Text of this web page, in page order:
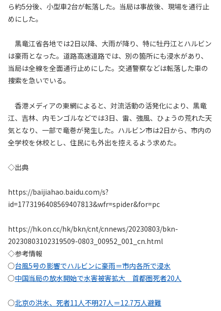
ら約5分後、小型車2台が転落した。当局は事故後、現場を通行止
めにした。
黒竜江省各地では2日以降、大雨が降り、特に牡丹江とハルビン
は豪雨となった。道路高速道路では、別の箇所にも浸水があり、
当局は全線を全面通行止めにした。交通警察などは転落した車の
捜索を急いでいる。
香港メディアの東網によると、対流活動の活発化により、黒竜
江、吉林、内モンゴルなどでは3日、雷、強風、ひょうの荒れた天
気となり、一部で竜巻が発生した。ハルビン市は2日から、市内の
全学校を休校とし、住民にも外出を控えるよう求めた。
◇出典
https://baijiahao.baidu.com/s?
id=1773196408569407813&wfr=spider&for=pc
https://hk.on.cc/hk/bkn/cnt/cnnews/20230803/bkn-
20230803102319509-0803_00952_001_cn.html
◇参考情報
○台風5号の影響でハルビンに豪雨＝市内各所で浸水
○中国当局の放水開始で水害被害拡大 首都圏死者20人
○北京の洪水、死者11人不明27人＝12.7万人避難